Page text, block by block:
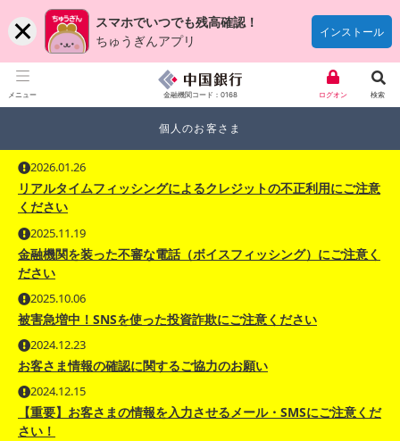
スマホでいつでも残高確認！
ちゅうぎんアプリ
インストール
金融機関コード：0168
メニュー 検索
ログオン
個人のお客さま
2026.01.26
リアルタイムフィッシングによるクレジットの不正利用にご注意
ください
2025.11.19
金融機関を装った不審な電話（ボイスフィッシング）にご注意く
ださい
2025.10.06
被害急増中！SNSを使った投資詐欺にご注意ください
2024.12.23
お客さま情報の確認に関するご協力のお願い
2024.12.15
【重要】お客さまの情報を入力させるメール・SMSにご注意くだ
さい！